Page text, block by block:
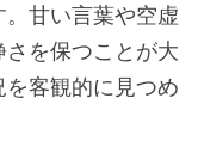
甘い言葉や空虚
を保つことが大
客観的に見つめ